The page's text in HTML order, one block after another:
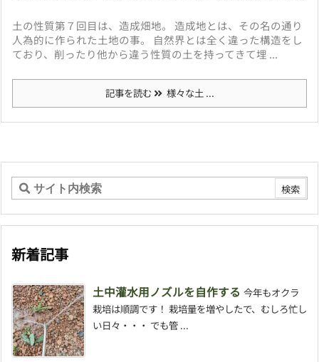
土の性質第７回目は、造成畑地。 造成地とは、その名の通り
人為的に作られた土地の事。 自然界とは全く違った構造をし
ており、削ったり他から違う性質の土を持ってきて埋 ...
記事を読む 様々な土 ...
新着記事
土中灌水用ノズルを自作する 今年もオクラ
栽培は順調です！ 栽培量を増やしたで、むしろ忙し
い日々・・・ でも管 ...